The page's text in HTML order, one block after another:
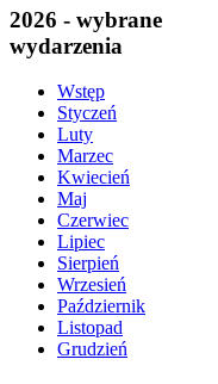
2026 - wybrane
wydarzenia
Wstęp
Styczeń
Luty
Marzec
Kwiecień
Maj
Czerwiec
Lipiec
Sierpień
Wrzesień
Październik
Listopad
Grudzień